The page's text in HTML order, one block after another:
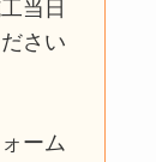
当日
さい
ーム